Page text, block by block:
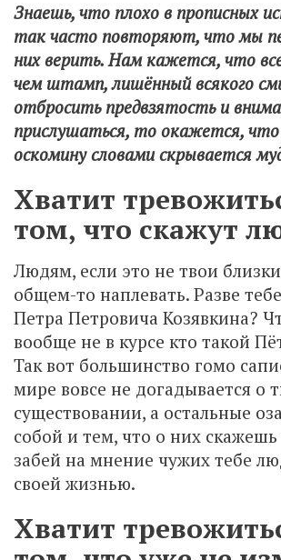
Знаешь, что плохо в прописных
так часто повторяют, что мы
них верить. Нам кажется, что
чем штамп, лишённый всякого
отбросить предвзятость и
прислушаться, то окажется,
оскомину словами скрывается
Хватит
том, что скажут
Людям, если это не твои
общем-то наплевать. Разве
Петра Петровича Козявкина?
вообще не в курсе кто такой
Так вот большинство гомо
мире вовсе не догадывается о
существовании, а остальные
собой и тем, что о них скажешь
забей на мнение чужих тебе
своей жизнью.
Хватит